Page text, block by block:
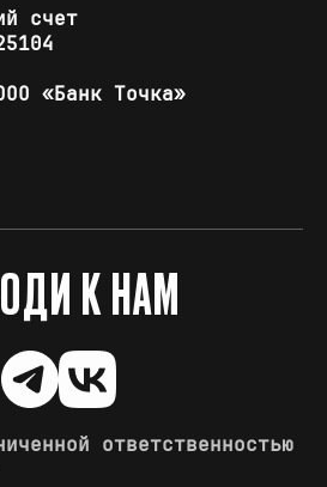
счет
«Банк Точка»
К НАМ
ответственностью